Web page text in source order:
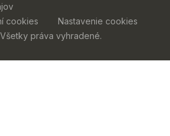
cookies
Nastavenie cookies
práva vyhradené.